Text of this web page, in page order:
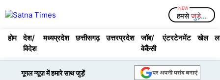
to
Menuहमसेजुड़े...
होम
देश/
विदेश
मध्यप्रदेश छत्तीसगढ़ उत्तरप्रदेश
जॉब/
वेकैंसी
एंटरटेनमेंट खेल
गूगल न्यूज़ में हमारे साथ जुड़ें